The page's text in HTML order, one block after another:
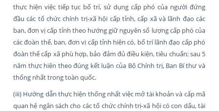
thực hiện việc tiếp tục bố trí, sử dụng cấp phó của người đứng
đầu các tổ chức chính trị-xã hội cấp tỉnh, cấp xã và lãnh đạo các
ban, đơn vị cấp tỉnh theo hướng giữ nguyên số lượng cấp phó của
các đoàn thể, ban, đơn vị cấp tỉnh hiện có, bố trí lãnh đạo cấp phó
đoàn thể cấp xã phù hợp, bảo đảm đủ điều kiện, tiêu chuẩn; sau 5
năm thực hiện theo đúng kết luận của Bộ Chính trị, Ban Bí thư và
thống nhất trong toàn quốc.
(iii) Hướng dẫn thực hiện thống nhất việc mở tài khoản và cấp mã
quan hệ ngân sách cho các tổ chức chính trị-xã hội có con dấu, tài